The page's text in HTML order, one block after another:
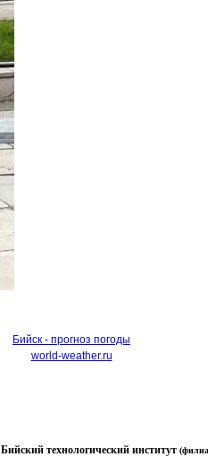
Бийск - прогноз погоды
world-weather.ru
Бийский технологический институт